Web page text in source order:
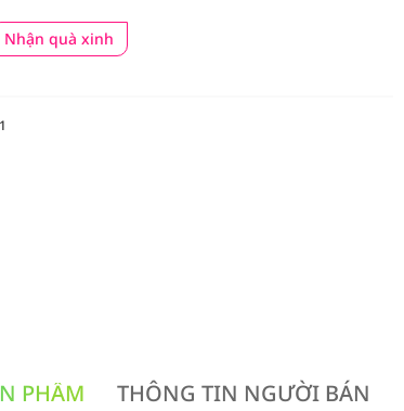
Nhận quà xinh
PHẨM THÔNG TIN NGƯỜI BÁN